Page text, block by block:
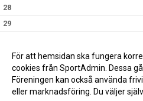
28
29
För att hemsidan ska fungera
cookies från SportAdmin. Dessa
Föreningen kan också använda
eller marknadsföring. Du väljer